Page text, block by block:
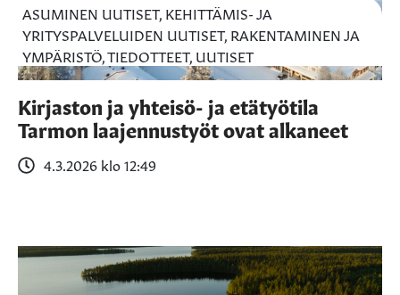
ASUMINEN UUTISET, KEHITTÄMIS- JA
YRITYSPALVELUIDEN UUTISET, RAKENTAMINEN JA
YMPÄRISTÖ, TIEDOTTEET, UUTISET
Kirjaston ja yhteisö- ja etätyötila
Tarmon laajennustyöt ovat alkaneet
4.3.2026 klo 12:49